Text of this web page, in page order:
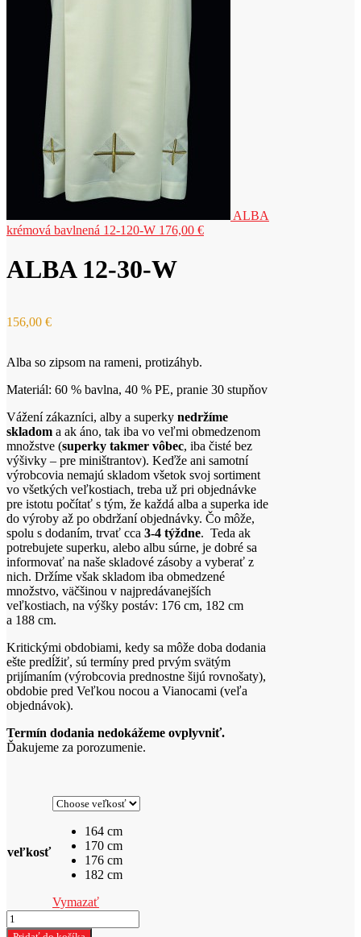
ALBA
krémová bavlnená 12-120-W 176,00 €
ALBA 12-30-W
156,00 €
Alba so zipsom na rameni, protizáhyb.
Materiál: 60 % bavlna, 40 % PE, pranie 30 stupňov
Vážení zákazníci, alby a superky nedržíme
skladom a ak áno, tak iba vo veľmi obmedzenom
množstve (superky takmer vôbec, iba čisté bez
výšivky – pre miništrantov). Keďže ani samotní
výrobcovia nemajú skladom všetok svoj sortiment
vo všetkých veľkostiach, treba už pri objednávke
pre istotu počítať s tým, že každá alba a superka ide
do výroby až po obdržaní objednávky. Čo môže,
spolu s dodaním, trvať cca 3-4 týždne. Teda ak
potrebujete superku, alebo albu súrne, je dobré sa
informovať na naše skladové zásoby a vyberať z
nich. Držíme však skladom iba obmedzené
množstvo, väčšinou v najpredávanejších
veľkostiach, na výšky postáv: 176 cm, 182 cm
a 188 cm.
Kritickými obdobiami, kedy sa môže doba dodania
ešte predĺžiť, sú termíny pred prvým svätým
prijímaním (výrobcovia prednostne šijú rovnošaty),
obdobie pred Veľkou nocou a Vianocami (veľa
objednávok).
Termín dodania nedokážeme ovplyvniť.
Ďakujeme za porozumenie.
veľkosť
164 cm
170 cm
176 cm
182 cm
Vymazať
množstvo
ALBA